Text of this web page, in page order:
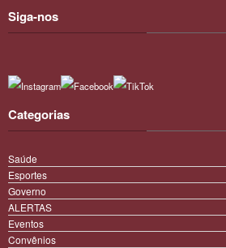
Siga-nos
Categorias
Saúde
Esportes
Governo
ALERTAS
Eventos
Convênios